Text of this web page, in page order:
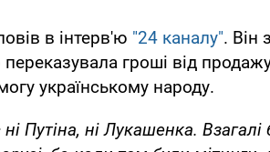
в інтерв'ю "24 каналу". Він
гроші від продажу
українському народу.
Путіна, ні Лукашенка. Взагалі